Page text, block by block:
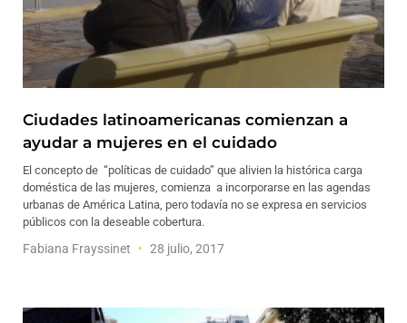
Ciudades latinoamericanas comienzan a
ayudar a mujeres en el cuidado
El concepto de “políticas de cuidado” que alivien la histórica carga
doméstica de las mujeres, comienza a incorporarse en las agendas
urbanas de América Latina, pero todavía no se expresa en servicios
públicos con la deseable cobertura.
Fabiana Frayssinet 28 julio, 2017